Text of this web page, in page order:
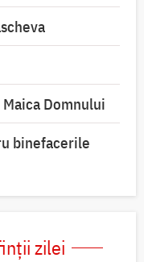
Domnului
binefacerile
zilei